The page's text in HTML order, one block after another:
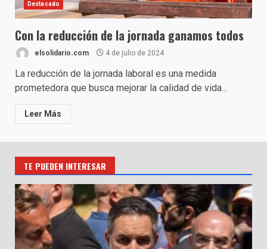
Destacado
Con la reducción de la jornada ganamos todos
elsolidario.com 4 de julio de 2024
La reducción de la jornada laboral es una medida
prometedora que busca mejorar la calidad de vida...
Leer Más
TE PUEDEN INTERESAR